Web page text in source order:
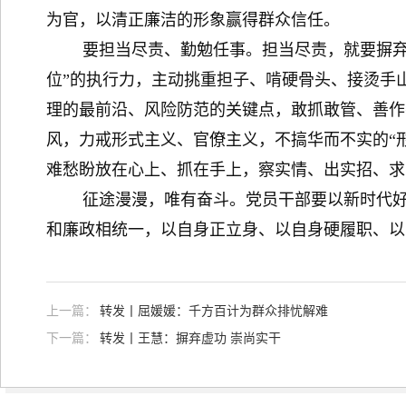
为官，以清正廉洁的形象赢得群众信任。
要担当尽责、勤勉任事。担当尽责，就要摒弃
位”的执行力，主动挑重担子、啃硬骨头、接烫
理的最前沿、风险防范的关键点，敢抓敢管、善
风，力戒形式主义、官僚主义，不搞华而不实的
难愁盼放在心上、抓在手上，察实情、出实招、
征途漫漫，唯有奋斗。党员干部要以新时代好
和廉政相统一，以自身正立身、以自身硬履职、
上一篇：
转发丨屈媛媛：千方百计为群众排忧解难
下一篇：
转发丨王慧：摒弃虚功 崇尚实干